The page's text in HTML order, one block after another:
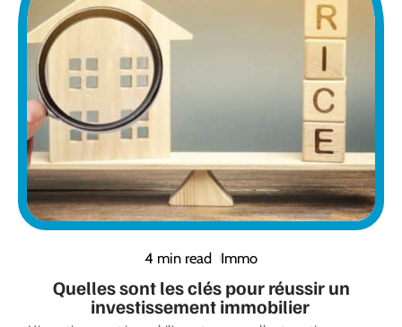
4 min read Immo
Quelles sont les clés pour réussir un
investissement immobilier